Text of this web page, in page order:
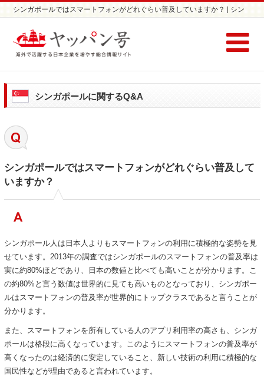
シンガポールではスマートフォンがどれぐらい普及していますか？ | シン
シンガポールに関するQ&A
シンガポールではスマートフォンがどれぐらい普及して
いますか？
シンガポール人は日本人よりもスマートフォンの利用に積極的な姿勢を見
せています。2013年の調査ではシンガポールのスマートフォンの普及率は
実に約80%ほどであり、日本の数値と比べても高いことが分かります。こ
の約80%と言う数値は世界的に見ても高いものとなっており、シンガポー
ルはスマートフォンの普及率が世界的にトップクラスであると言うことが
分かります。
また、スマートフォンを所有している人のアプリ利用率の高さも、シンガ
ポールは格段に高くなっています。このようにスマートフォンの普及率が
高くなったのは経済的に安定していること、新しい技術の利用に積極的な
国民性などが理由であると言われています。